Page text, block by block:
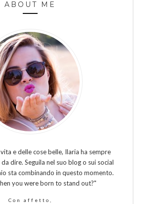
ABOUT ME
e delle cose belle, Ilaria ha sempre
dire. Seguila nel suo blog o sui social
sta combinando in questo momento.
you were born to stand out?"
Con affetto,